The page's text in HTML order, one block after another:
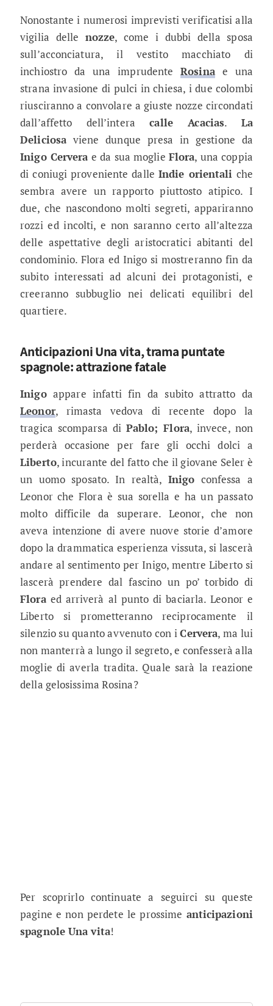
Nonostante i numerosi imprevisti verificatisi alla
vigilia delle nozze, come i dubbi della sposa
sull’acconciatura, il vestito macchiato di
inchiostro da una imprudenteRosinae una
strana invasione di pulci in chiesa, i due colombi
riusciranno a convolare a giuste nozze circondati
dall’affetto dell’interacalle Acacias. La
Deliciosaviene dunque presa in gestione da
Inigo Cerverae da sua moglie Flora, una coppia
di coniugi proveniente dalle Indie orientali che
sembra avere un rapporto piuttosto atipico. I
due, che nascondono molti segreti, appariranno
rozzi ed incolti, e non saranno certo all’altezza
delle aspettative degli aristocratici abitanti del
condominio. Flora ed Inigo si mostreranno fin da
subito interessati ad alcuni dei protagonisti, e
creeranno subbuglio nei delicati equilibri del
quartiere.
Anticipazioni Una vita, trama puntate
spagnole: attrazione fatale
Inigoappare infatti fin da subito attratto da
Leonor, rimasta vedova di recente dopo la
tragica scomparsa di Pablo; Flora, invece, non
perderà occasione per fare gli occhi dolci a
Liberto, incurante del fatto che il giovane Seler è
un uomo sposato. In realtà, Inigo confessa a
Leonor che Flora è sua sorella e ha un passato
molto difficile da superare. Leonor, che non
aveva intenzione di avere nuove storie d’amore
dopo la drammatica esperienza vissuta, si lascerà
andare al sentimento per Inigo, mentre Liberto si
lascerà prendere dal fascino un po’ torbido di
Floraed arriverà al punto di baciarla. Leonor e
Liberto si prometteranno reciprocamente il
silenzio su quanto avvenuto con iCervera, ma lui
non manterrà a lungo il segreto, e confesserà alla
moglie di averla tradita. Quale sarà la reazione
della gelosissima Rosina?
Per scoprirlo continuate a seguirci su queste
pagine e non perdete le prossime anticipazioni
spagnole Una vita!